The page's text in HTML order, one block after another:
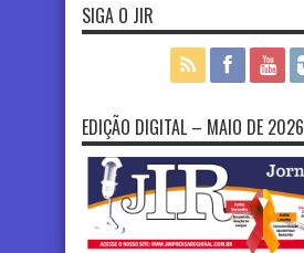
SIGA O JIR
EDIÇÃO DIGITAL – MAIO DE 2026